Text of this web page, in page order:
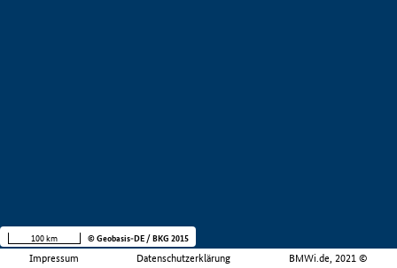
Impressum Datenschutzerklärung BMWi.de, 2021 ©
100 km © Geobasis-DE / BKG 2015